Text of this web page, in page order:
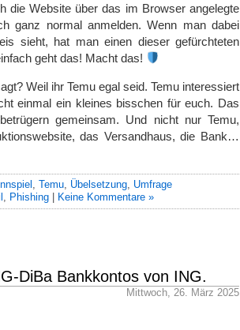
die Website über das im Browser angelegte
ganz normal anmelden. Wenn man dabei
sieht, hat man einen dieser gefürchteten
geht das! Macht das!
Weil ihr Temu egal seid. Temu interessiert
einmal ein kleines bisschen für euch. Das
gemeinsam. Und nicht nur Temu,
das Versandhaus, die Bank…
Temu Übelsetzung Umfrage
Phishing | Keine Kommentare »
DiBa Bankkontos von ІNG.
Mittwoch, 26. März 2025